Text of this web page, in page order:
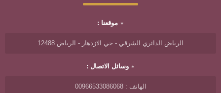
موقعنا :
الرياض الدائري الشرقي - حي الازدهار - الرياض 12488
وسائل الاتصال :
الهاتف : 00966533086068